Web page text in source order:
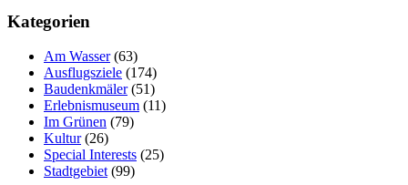
Kategorien
Am Wasser(63)
Ausflugsziele (174)
Baudenkmäler(51)
Erlebnismuseum (11)
Im Grünen (79)
Kultur(26)
Special Interests (25)
Stadtgebiet (99)